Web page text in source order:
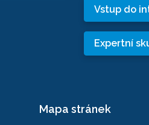
Vstup do
Expertní
Mapa stránek